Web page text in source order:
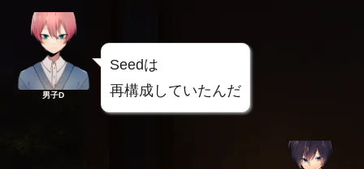
男子D
Seedは
再構成していたんだ